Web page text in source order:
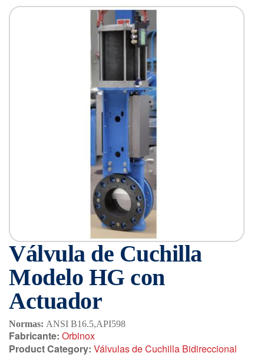
Válvula de Cuchilla
Modelo HG con
Actuador
Normas: ANSI B16.5,API598
Fabricante: Orbinox
Product Category: Válvulas de Cuchilla Bidireccional